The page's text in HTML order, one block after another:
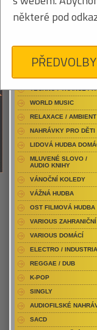
RAP / HIP HOP
RAP / HIP HOP
DVD / HUDBA
PUNK / HARDCORE
TECHNO / TRANCE /
WORLD MUSIC
RELAXACE / AMBIENT
NAHRÁVKY PRO DĚTI
LIDOVÁ HUDBA
MLUVENÉ SLOVO /
AUDIO KNIHY
VÁNOČNÍ KOLEDY
VÁŽNÁ HUDBA
OST FILMOVÁ HUDBA
VARIOUS ZAHRANIČNÍ
VARIOUS DOMÁCÍ
ELECTRO /
REGGAE / DUB
K-POP
SINGLY
AUDIOFILSKÉ
SACD
některé pod
PŘEDVOLBY